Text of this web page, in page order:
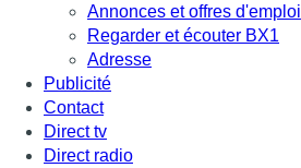
Annonces et offres d'emploi
Regarder et écouter BX1
Adresse
Publicité
Contact
Direct tv
Direct radio